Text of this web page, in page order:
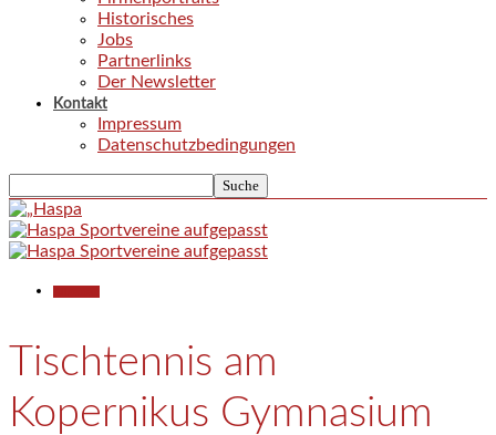
Historisches
Jobs
Partnerlinks
Der Newsletter
Kontakt
Impressum
Datenschutzbedingungen
Tischtennis am
Kopernikus Gymnasium